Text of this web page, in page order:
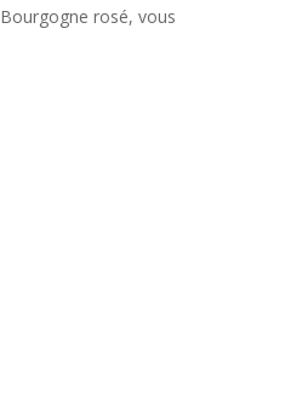
Bourgogne rosé, vous